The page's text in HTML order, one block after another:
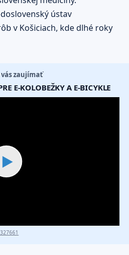
ústav
v Košiciach, kde dlhé roky
zaujímať
E-KOLOBEŽKY A E-BICYKLE
▶